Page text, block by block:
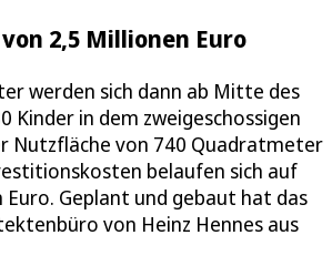
2,5 Millionen Euro
werden sich dann ab Mitte des
Kinder in dem zweigeschossigen
Nutzfläche von 740 Quadratmeter
belaufen sich auf
Geplant und gebaut hat das
von Heinz Hennes aus